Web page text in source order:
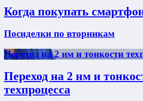
Когда покупать
Посиделки по вторникам
Переход на 2 нм и тонкости
Переход на 2 нм и
техпроцесса